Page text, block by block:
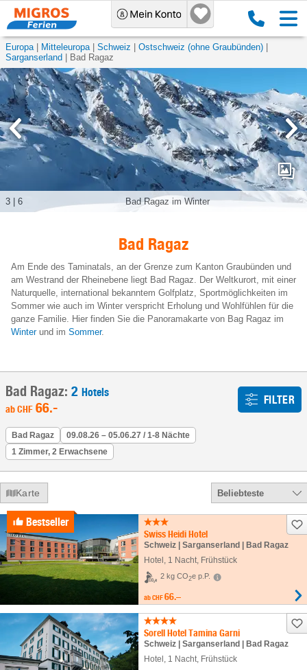
Europa Mitteleuropa Schweiz
Ostschweiz (ohne Graubünden)
Sarganserland
Bad Ragaz
Bad Ragaz im Winter
3 6
Bad Ragaz
Am Ende des Taminatals, an der Grenze zum Kanton Graubünden und
am Westrand der Rheinebene liegt Bad Ragaz. Der Weltkurort, mit einer
Naturquelle, international bekanntem Golfplatz, Sportmöglichkeiten im
Sommer wie auch im Winter verspricht Erholung und Wohlfühlen für die
ganze Familie. Hier finden Sie die Panoramakarte von Bag Ragaz im
Winterund im Sommer.
Bad Ragaz: 2 Hotels
abCHF 66.- FILTER
Bad Ragaz
09.08.26 – 05.06.27 / 1-8 Nächte
1 Zimmer, 2 Erwachsene
Karte Beliebteste
Bestseller
Swiss Heidi Hotel
Schweiz | Sarganserland | Bad Ragaz
Hotel , 1 Nacht, Frühstück
2 kg CO2e p.P.
ab CHF 66.–
Sorell Hotel Tamina Garni
Schweiz | Sarganserland | Bad Ragaz
Hotel 1 Nacht, Frühstück